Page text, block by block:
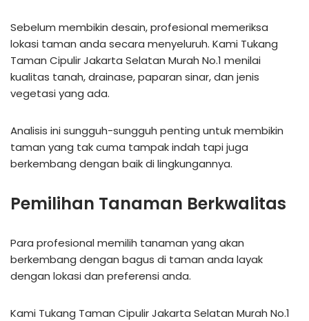
Sebelum membikin desain, profesional memeriksa
lokasi taman anda secara menyeluruh. Kami Tukang
Taman Cipulir Jakarta Selatan Murah No.1 menilai
kualitas tanah, drainase, paparan sinar, dan jenis
vegetasi yang ada.
Analisis ini sungguh-sungguh penting untuk membikin
taman yang tak cuma tampak indah tapi juga
berkembang dengan baik di lingkungannya.
Pemilihan Tanaman Berkwalitas
Para profesional memilih tanaman yang akan
berkembang dengan bagus di taman anda layak
dengan lokasi dan preferensi anda.
Kami Tukang Taman Cipulir Jakarta Selatan Murah No.1